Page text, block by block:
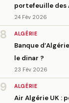
portefeuille des
24 Fév 2026
8 ALGÉRIE
Banque
le dinar ?
23 Fév 2026
9 ALGÉRIE
Air Algérie UK :